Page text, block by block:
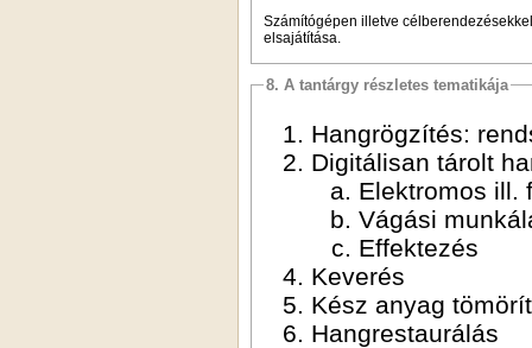
Számítógépen illetve
elsajátítása.
8. A tantárgy részletes tematikája
Hangrögzítés:
Digitálisan tárolt
Elektromos ill.
Vágási
Effektezés
Keverés
Kész anyag
Hangrestaurálás